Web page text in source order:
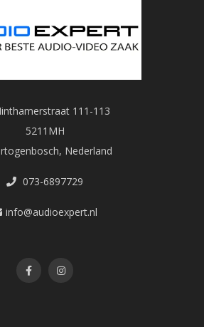
111-113
5211MH
Nederland
073-6897729
info@audioexpert.nl